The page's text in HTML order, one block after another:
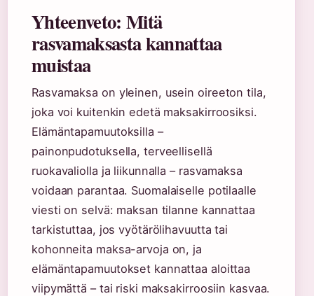
Yhteenveto: Mitä
rasvamaksasta kannattaa
muistaa
Rasvamaksa on yleinen, usein oireeton tila,
joka voi kuitenkin edetä maksakirroosiksi.
Elämäntapamuutoksilla –
painonpudotuksella, terveellisellä
ruokavaliolla ja liikunnalla – rasvamaksa
voidaan parantaa. Suomalaiselle potilaalle
viesti on selvä: maksan tilanne kannattaa
tarkistuttaa, jos vyötärölihavuutta tai
kohonneita maksa-arvoja on, ja
elämäntapamuutokset kannattaa aloittaa
viipymättä – tai riski maksakirroosiin kasvaa.